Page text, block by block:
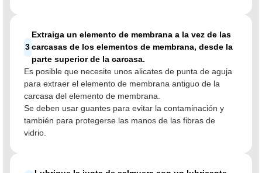
3
Extraiga un elemento de membrana a la vez de las
carcasas de los elementos de membrana, desde la
parte superior de la carcasa.
Es posible que necesite unos alicates de punta de aguja
para extraer el elemento de membrana antiguo de la
carcasa del elemento de membrana.
Se deben usar guantes para evitar la contaminación y
también para protegerse las manos de las fibras de
vidrio.